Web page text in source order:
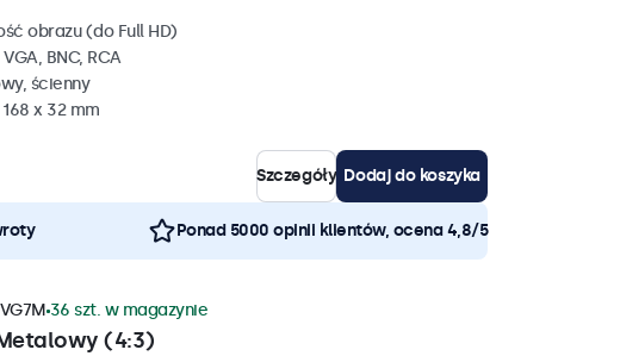
obrazu (do Full HD)
BNC, RCA
ścienny
x 32 mm
Szczegóły Dodaj do koszyka
Ponad 5000 opinii klientów, ocena 4,8/5
(4:3)
36 szt. w magazynie